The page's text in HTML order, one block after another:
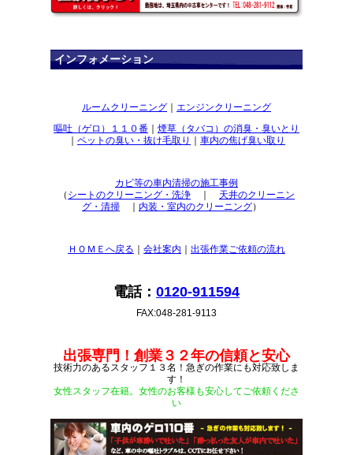
インフォメーション
ルームクリーニング ｜ エンジンクリーニング
嘔吐（ゲロ）１１０番 ｜ 煙草（タバコ）の消臭・臭いとり
｜ ペットの臭い・抜け毛取り ｜ 車内の焦げ臭い取り
カビ等の車内清掃の施工事例
（ シートのクリーニング・洗浄 ｜ 天井のクリーニン
グ・清掃 ｜ 内装・室内のクリーニング）
ＨＯＭＥへ戻る ｜ 会社案内 ｜ 出張作業ご依頼の流れ
電話： 0120-911594
FAX:048-281-9113
出張専門！創業３２年の信頼と安心
技術力のあるスタッフ１３名！急ぎの作業にも対応致しま
す！
女性スタッフ在籍。女性のお客様も安心してご依頼くださ
い